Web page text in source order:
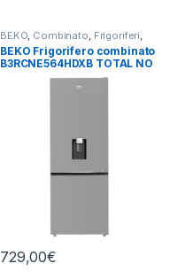
BEKO Combinato Frigoriferi
Libera Installazione
BEKO Frigorifero combinato
B3RCNE564HDXB TOTAL NO
729,00€